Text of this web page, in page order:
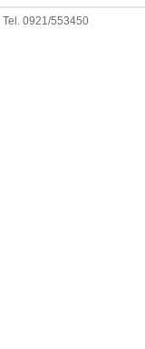
0921/553450